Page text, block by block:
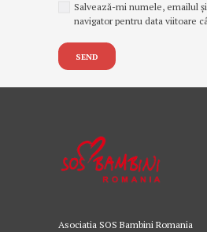
Salvează-mi numele, emailul
navigator pentru data viitoare
Asociatia SOS Bambini Romania